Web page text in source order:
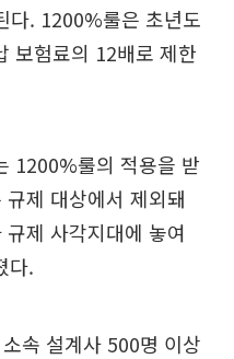
다. 1200%룰은 초년도
보험료의 12배로 제한
1200%룰의 적용을 받
제 대상에서 제외돼
제 사각지대에 놓여
다.
속 설계사 500명 이상